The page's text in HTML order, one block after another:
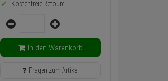
Kostenfreie Retoure
Menge
In den Warenkorb
Fragen zum Artikel